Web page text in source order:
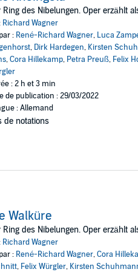
außer Gefahr, doch in einem
die Götter an, ihnen den
des Ringes tatsächlich ist.
Erzähler René Richard Wagner
GmbH
Ring des Nibelungen. Oper erzählt
Richard Wagner
: René-Richard Wagner, Luca
, Dirk Hardegen, Kirsten
,Cora Hillekamp, Petra Preuß, Felix
: 2 h et 3 min
de publication : 29/03/2022
: Allemand
de notations
Walküre
Ring des Nibelungen. Oper erzählt
Richard Wagner
: René-Richard Wagner,Cora
, Felix Würgler, Kirsten